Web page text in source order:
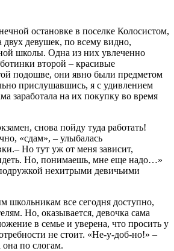
остановке в поселке Колосистом,
двух девушек, по всему видно,
школы. Одна из них увлеченно
второй – красивые
подошве, они явно были предметом
прислушавшись, я с удивлением
заработала на их покупку во время
снова пойду туда работать!
«сдам», – улыбалась
Но тут уж от меня зависит,
Но, понимаешь, мне еще надо…»
нехитрыми девичьими
школьникам все сегодня доступно,
Но, оказывается, девочка сама
в семье и уверена, что просить у
не стоит. «Не-у-доб-но!» –
она по слогам.